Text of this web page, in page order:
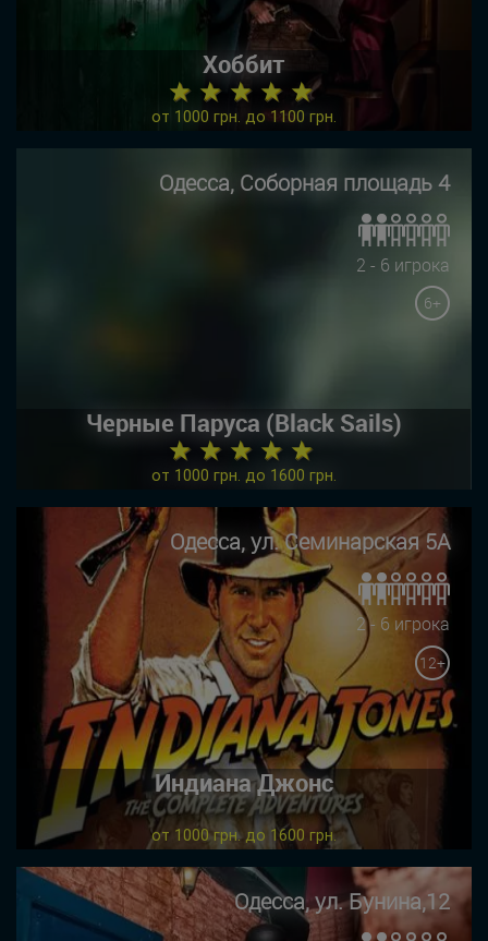
Хоббит
★ ★ ★ ★ ★
от 1000 грн. до 1100 грн.
Одесса, Соборная площадь 4
2 - 6 игрока
6+
Черные Паруса (Black Sails)
★ ★ ★ ★ ★
от 1000 грн. до 1600 грн.
Одесса, ул. Семинарская 5А
2 - 6 игрока
12+
Индиана Джонс
от 1000 грн. до 1600 грн.
Одесса, ул. Бунина,12